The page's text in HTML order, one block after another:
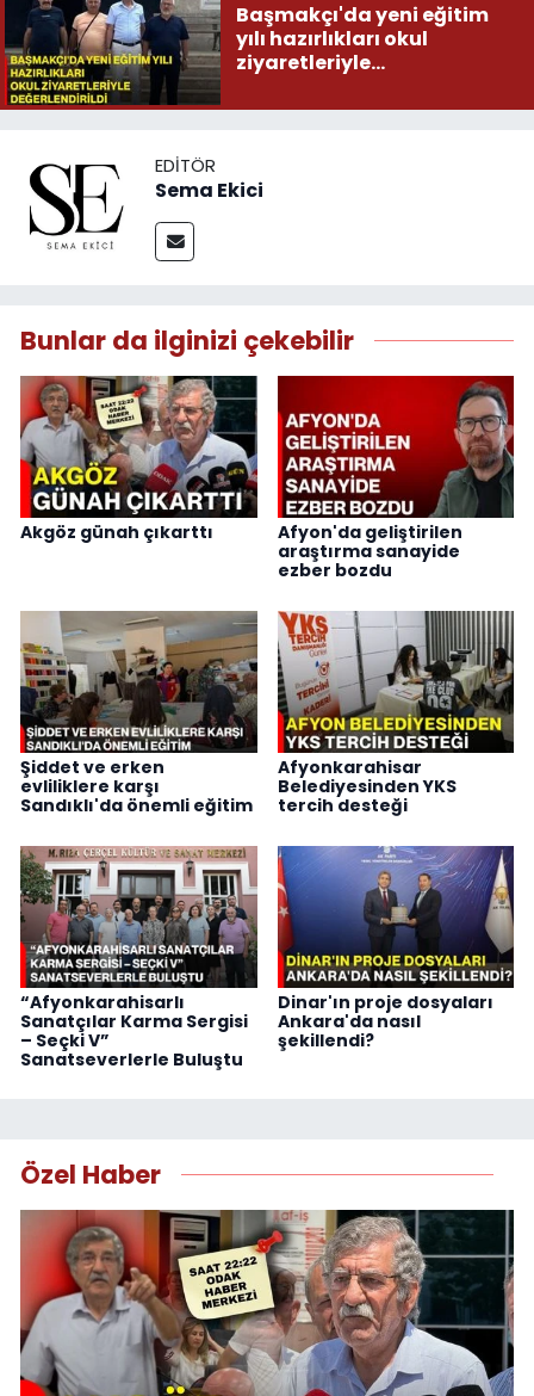
Başmakçı'da yeni eğitim
yılı hazırlıkları okul
ziyaretleriyle
EDITÖR
Sema Ekici
Bunlar da ilginizi çekebilir
Akgöz günah çıkarttı
Afyon'da geliştirilen
araştırma sanayide
ezber bozdu
Şiddet ve erken
evliliklere karşı
Sandıklı'da önemli eğitim
Afyonkarahisar
Belediyesinden YKS
tercih desteği
“Afyonkarahisarlı
Sanatçılar Karma Sergisi
– Seçki V”
Sanatseverlerle Buluştu
Dinar'ın proje dosyaları
Ankara'da nasıl
şekillendi?
Özel Haber